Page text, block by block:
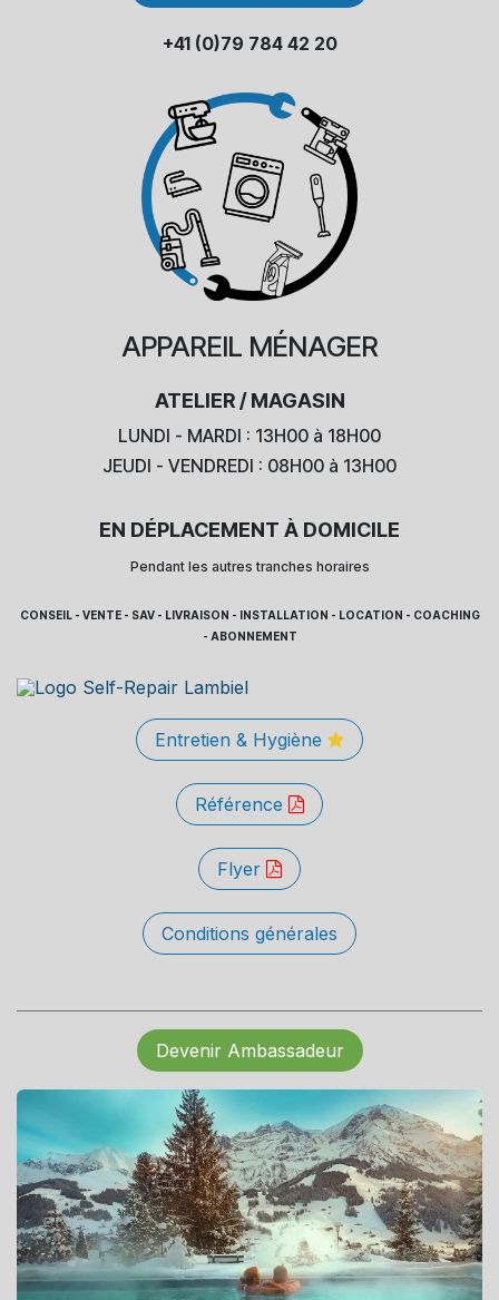
+41 (0)79 784 42 20
APPAREIL MÉNAGER
ATELIER / MAGASIN
LUNDI - MARDI : 13H00 à 18H00
JEUDI - VENDREDI : 08H00 à 13H00
EN DÉPLACEMENT À DOMICILE
Pendant les autres tranches horaires
CONSEIL - VENTE - SAV - LIVRAISON - INSTALLATION - LOCATION - COACHING
- ABONNEMENT
Entretien & Hygiène
Référence
Flyer
Conditions générales
Devenir Ambassadeur